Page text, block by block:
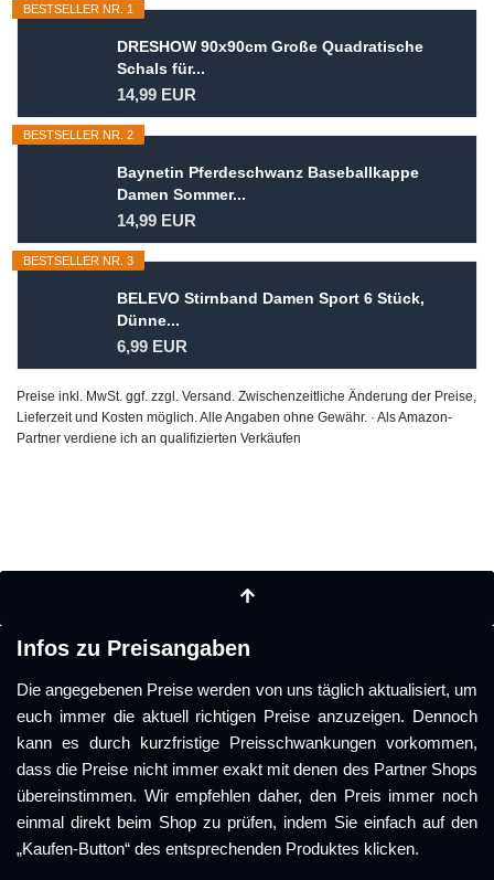
BESTSELLER NR. 1
DRESHOW 90x90cm Große Quadratische
Schals für...
14,99 EUR
BESTSELLER NR. 2
Baynetin Pferdeschwanz Baseballkappe
Damen Sommer...
14,99 EUR
BESTSELLER NR. 3
BELEVO Stirnband Damen Sport 6 Stück,
Dünne...
6,99 EUR
Preise inkl. MwSt. ggf. zzgl. Versand. Zwischenzeitliche Änderung der Preise,
Lieferzeit und Kosten möglich. Alle Angaben ohne Gewähr. · Als Amazon-
Partner verdiene ich an qualifizierten Verkäufen
Infos zu Preisangaben
Die angegebenen Preise werden von uns täglich aktualisiert, um
euch immer die aktuell richtigen Preise anzuzeigen. Dennoch
kann es durch kurzfristige Preisschwankungen vorkommen,
dass die Preise nicht immer exakt mit denen des Partner Shops
übereinstimmen. Wir empfehlen daher, den Preis immer noch
einmal direkt beim Shop zu prüfen, indem Sie einfach auf den
„Kaufen-Button“ des entsprechenden Produktes klicken.